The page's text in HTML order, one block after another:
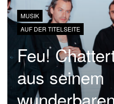
MUSIK
AUF DER TITELSEITE
Feu!
aus seinem